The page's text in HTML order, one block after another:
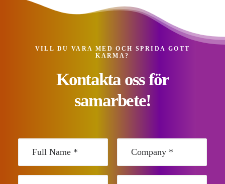
VILL DU VARA MED OCH SPRIDA GOTT
KARMA?
Kontakta oss för
samarbete!